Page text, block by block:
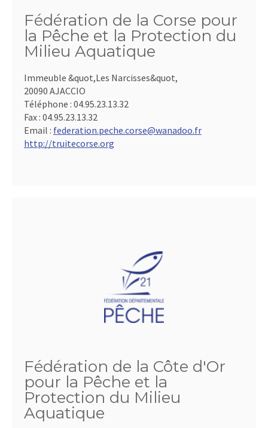
Fédération de la Corse pour
la Pêche et la Protection du
Milieu Aquatique
Immeuble &quot,Les Narcisses&quot,
20090 AJACCIO
Téléphone : 04.95.23.13.32
Fax : 04.95.23.13.32
Email : federation.peche.corse@wanadoo.fr
http://truitecorse.org
Fédération de la Côte d'Or
pour la Pêche et la
Protection du Milieu
Aquatique